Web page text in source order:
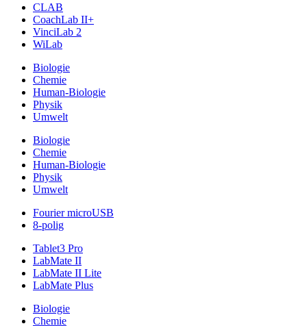
CLAB
CoachLab II+
VinciLab 2
WiLab
Biologie
Chemie
Human-Biologie
Physik
Umwelt
Biologie
Chemie
Human-Biologie
Physik
Umwelt
Fourier microUSB
8-polig
Tablet3 Pro
LabMate II
LabMate II Lite
LabMate Plus
Biologie
Chemie